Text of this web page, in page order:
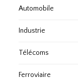
Automobile
Industrie
Télécoms
Ferroviaire